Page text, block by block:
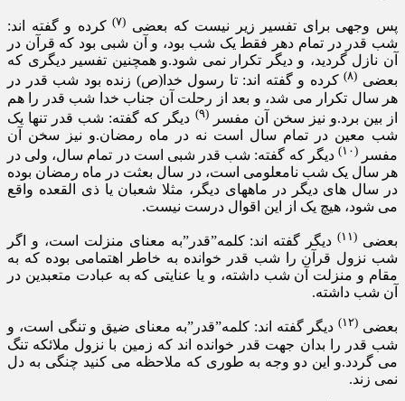
پس وجهی برای تفسیر زیر نیست که بعضی (۷)
کرده و گفته اند:
شب قدر در تمام دهر فقط یک شب بود، و آن شبی بود که قرآن در
آن نازل گردید، و دیگر تکرار نمی شود.و همچنین تفسیر دیگری که
بعضی (۸)
کرده و گفته اند: تا رسول خدا(ص) زنده بود شب قدر در
هر سال تکرار می شد، و بعد از رحلت آن جناب خدا شب قدر را هم
از بین برد.و نیز سخن آن مفسر(۹)
دیگر که گفته: شب قدر تنها یک
شب معین در تمام سال است نه در ماه رمضان.و نیز سخن آن
مفسر(۱۰)
دیگر که گفته: شب قدر شبی است در تمام سال، ولی در
هر سال یک شب نامعلومی است، در سال بعثت در ماه رمضان بوده
در سال های دیگر در ماههای دیگر، مثلا شعبان یا ذی القعده واقع
می شود، هیچ یک از این اقوال درست نیست.
بعضی (۱۱)
دیگر گفته اند: کلمه”قدر”به معنای منزلت است، و اگر
شب نزول قرآن را شب قدر خوانده به خاطر اهتمامی بوده که به
مقام و منزلت آن شب داشته، و یا عنایتی که به عبادت متعبدین در
آن شب داشته.
بعضی (۱۲)
دیگر گفته اند: کلمه”قدر”به معنای ضیق و تنگی است، و
شب قدر را بدان جهت قدر خوانده اند که زمین با نزول ملائکه تنگ
می گردد.و این دو وجه به طوری که ملاحظه می کنید چنگی به دل
نمی زند.